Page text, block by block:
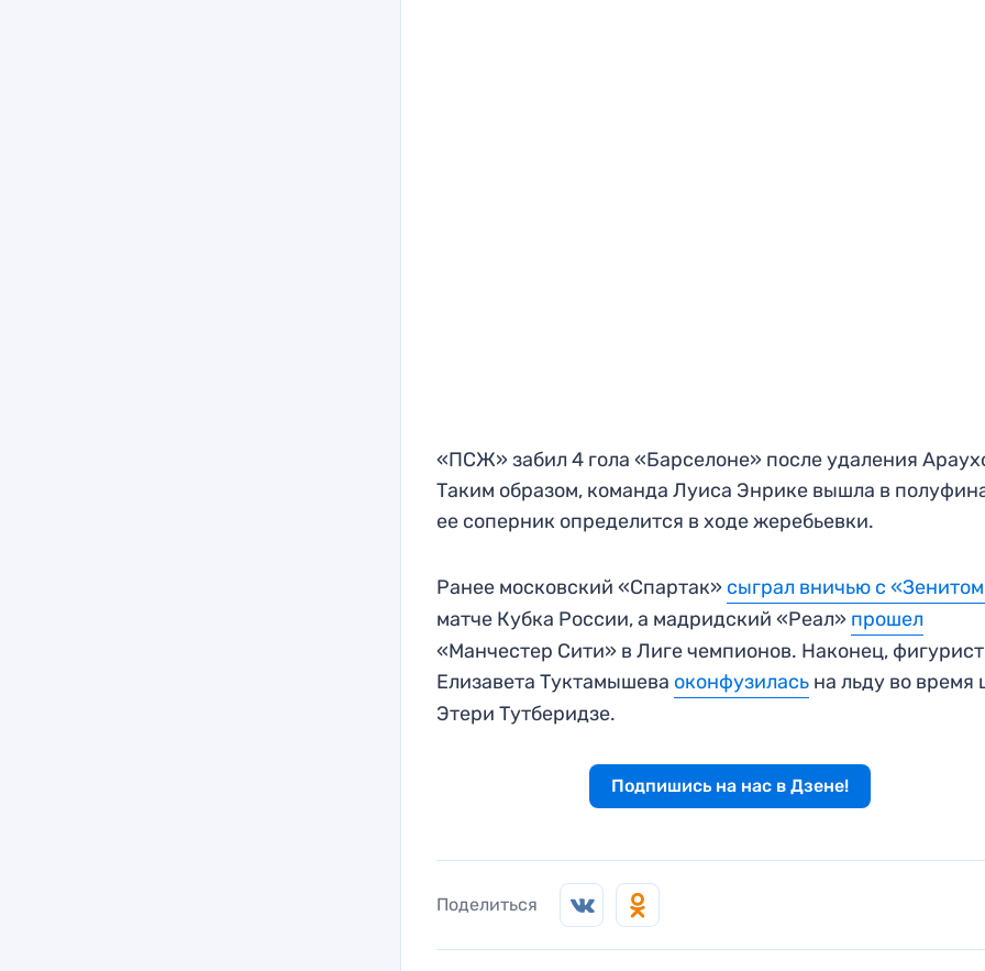
«ПСЖ» забил 4 гола «Барселоне» после удаления
Таким образом, команда Луиса Энрике вышла в
ее соперник определится в ходе жеребьевки.
Ранее московский «Спартак» сыграл вничью с
матче Кубка России, а мадридский «Реал» прошел
«Манчестер Сити» в Лиге чемпионов. Наконец,
Елизавета Туктамышева оконфузилась на льду во время
Этери Тутберидзе.
Подпишись на нас в Дзене!
Поделиться